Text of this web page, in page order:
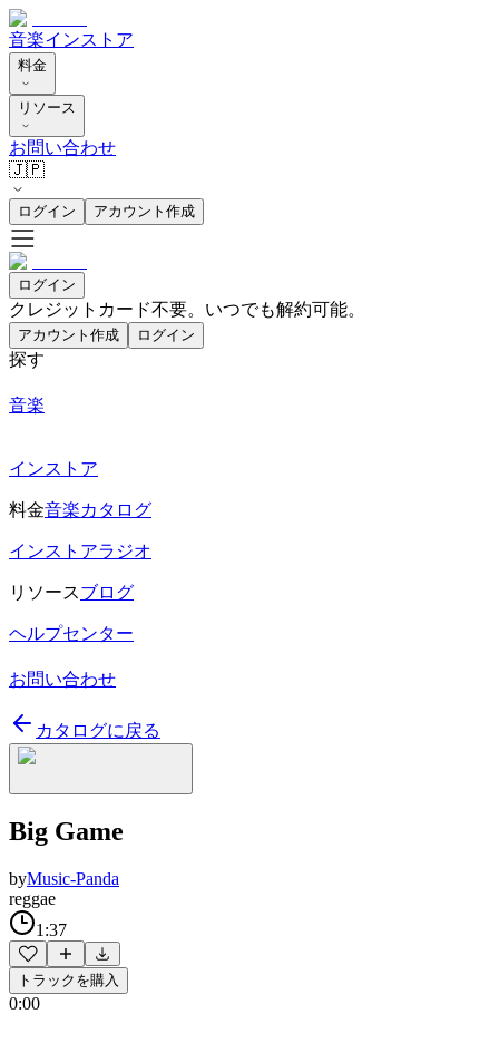
音楽インストア
料金
リソース
お問い合わせ
🇯🇵
ログイン アカウント作成
ログイン
クレジットカード不要。いつでも解約可能。
アカウント作成 ログイン
探す
音楽
インストア
料金音楽カタログ
インストアラジオ
リソースブログ
ヘルプセンター
お問い合わせ
カタログに戻る
Big Game
byMusic-Panda
reggae
1:37
トラックを購入
0:00